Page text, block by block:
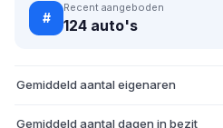
#
Recent aangeboden
124 auto's
Gemiddeld aantal eigenaren
Gemiddeld aantal dagen in bezit